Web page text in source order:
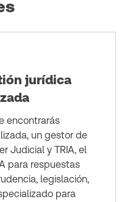
jurídica
encontrarás
un gestor de
Judicial y TRIA, el
para respuestas
legislación,
para